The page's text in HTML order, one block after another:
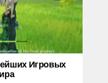
Игровых